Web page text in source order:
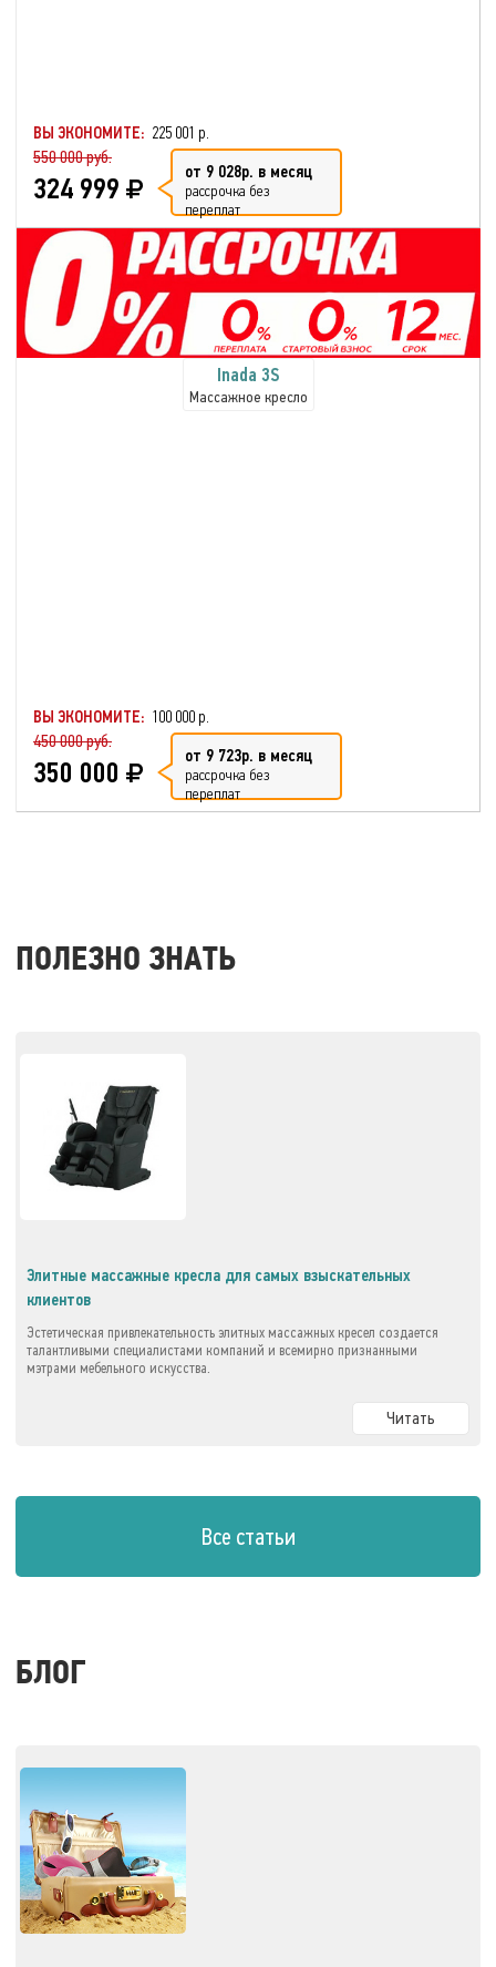
ВЫ ЭКОНОМИТЕ: 225 001 р.
550 000 руб.
324 999 от 9 028р. в месяц
рассрочка без
переплат
Inada 3S
Массажное кресло
ВЫ ЭКОНОМИТЕ: 100 000 р.
450 000 руб.
350 000 от 9 723р. в месяц
рассрочка без
переплат
ПОЛЕЗНО ЗНАТЬ
Элитные массажные кресла для самых взыскательных
клиентов
Эстетическая привлекательность элитных массажных кресел создается
талантливыми специалистами компаний и всемирно признанными
мэтрами мебельного искусства.
Читать
Все статьи
БЛОГ